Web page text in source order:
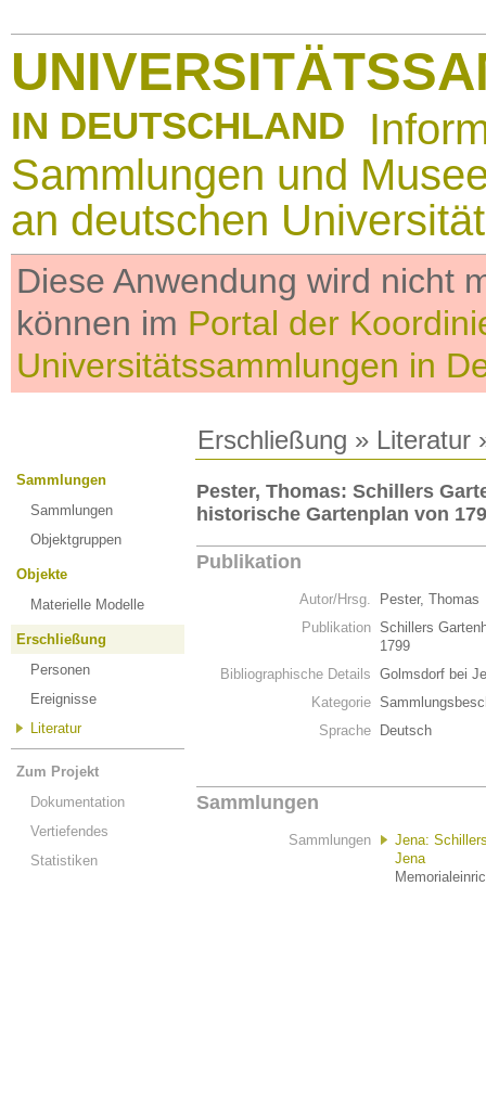
IN DEUTSCHLAND
Sammlungen und
an deutschen
Diese Anwendung wird nicht
können im Portal der
Universitätssammlungen in
Erschließung » Literatur
Sammlungen
Sammlungen
Objektgruppen
Objekte
Materielle Modelle
Erschließung
Personen
Ereignisse
Literatur
Zum Projekt
Dokumentation
Vertiefendes
Statistiken
Pester, Thomas: Schillers
historische Gartenplan von
Publikation
Autor/Hrsg.
Pester, Thomas
Publikation Schillers
1799
Bibliographische Details Golmsdorf bei
Kategorie
Sprache
Deutsch
Sammlungen
Sammlungen
Jena:
Jena